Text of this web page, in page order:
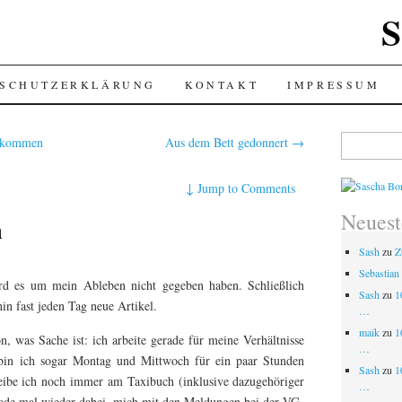
KONTAKT IMPRESSUM
Aus dem Bett gedonnert →
↓Jump to Comments
es um mein Ableben nicht gegeben haben. Schließlich
fast jeden Tag neue Artikel.
was Sache ist: ich arbeite gerade für meine Verhältnisse
ich sogar Montag und Mittwoch für ein paar Stunden
ich noch immer am Taxibuch (inklusive dazugehöriger
Sashzu
Sebastian
Sashzu
…
maikzu
…
Sashzu
…